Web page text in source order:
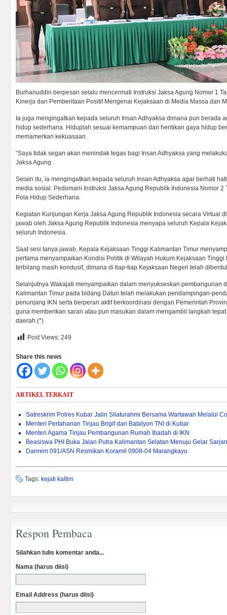
Burhanuddin berpesan selalu mencermati Instruksi Jaksa Agung Nomor 1
Kinerja dan Pemberitaan Positif Mengenai Kejaksaan di Media Massa dan
Ia juga mengingatkan kepada seluruh Insan Adhyaksa dimana pun berada
hidup sederhana. Hiduplah sesuai kemampuan dan hentikan gaya hidup
memamerkan kekuasaan.
“Saya tidak segan akan menindak tegas bagi Insan Adhyaksa yang
Jaksa Agung .
Selain itu, ia mengingatkan kepada seluruh Insan Adhyaksa agar berhati
media sosial. Pedomani Instruksi Jaksa Agung Republik Indonesia Nomor 2
Pola Hidup Sederhana.
Kegiatan Kunjungan Kerja Jaksa Agung Republik Indonesia secara Virtual
jawab oleh Jaksa Agung Republik Indonesia menyapa seluruh Kepala
seluruh Indonesia.
Saat sesi tanya jawab, Kepala Kejaksaan Tinggi Kalimantan Timur
pertama menyampaikan Kondisi Politik di Wilayah Hukum Kejaksaan Tinggi
terbilang masih kondusif, dimana di tiap-tiap Kejaksaan Negeri telah
Selanjutnya Wakajati menyampaikan dalam menyukseskan pembangunan
Kalimantan Timur pada bidang Datun telah melakukan pendampingan-
penunjang IKN serta berperan aktif berkoordinasi dengan Pemerintah
guna memberikan saran atau pun masukan dalam mengambil langkah
daerah.(*)
Post Views: 249
Share this news
ARTIKEL TERKAIT
Satreskrim Polres Kubar Jalin Silaturahmi Bersama Wartawan Melalui
Menteri Pertahanan Tinjau Brigif dan Batalyon TNI di Kubar
Menteri Agama Tinjau Pembangunan Rumah Ibadah di IKN
Beasiswa PHI Buka Jalan Putra Kalimantan Selatan Menuju Gelar
Danrem 091/ASN Resmikan Koramil 0908-04 Marangkayu
Tags: kejati kaltim
Respon Pembaca
Silahkan tulis komentar anda...
Nama (harus diisi)
Email Address (harus diisi)